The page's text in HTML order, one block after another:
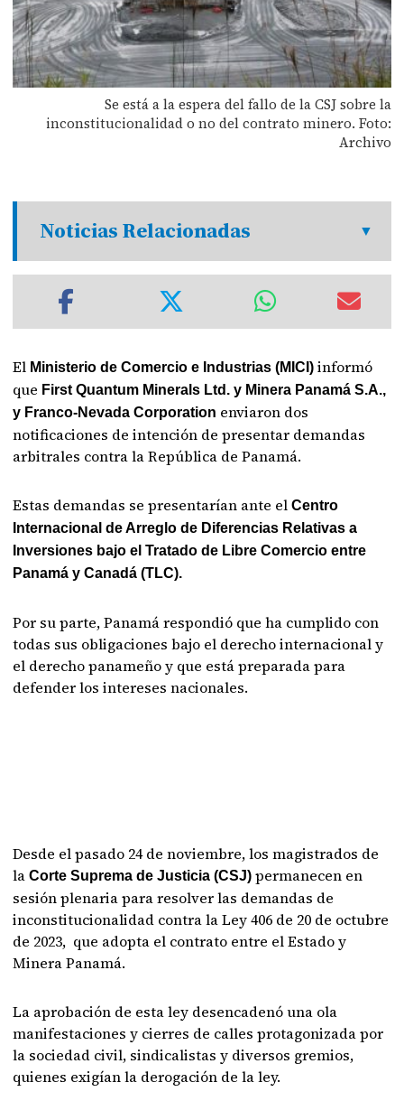
Se está a la espera del fallo de la CSJ sobre la
inconstitucionalidad o no del contrato minero. Foto:
Archivo
Noticias Relacionadas
El Ministerio de Comercio e Industrias (MICI) informó
que First Quantum Minerals Ltd. y Minera Panamá S.A.,
y Franco-Nevada Corporation enviaron dos
notificaciones de intención de presentar demandas
arbitrales contra la República de Panamá.
Estas demandas se presentarían ante elCentro
Internacional de Arreglo de Diferencias Relativas a
Inversiones bajo el Tratado de Libre Comercio entre
Panamá y Canadá (TLC).
Por su parte, Panamá respondió que ha cumplido con
todas sus obligaciones bajo el derecho internacional y
el derecho panameño y que está preparada para
defender los intereses nacionales.
Desde el pasado 24 de noviembre, los magistrados de
laCorte Suprema de Justicia (CSJ)permanecen en
sesión plenaria para resolver las demandas de
inconstitucionalidad contra la Ley 406 de 20 de octubre
de 2023, que adopta el contrato entre el Estado y
Minera Panamá.
La aprobación de esta ley desencadenó una ola
manifestaciones y cierres de calles protagonizada por
la sociedad civil, sindicalistas y diversos gremios,
quienes exigían la derogación de la ley.